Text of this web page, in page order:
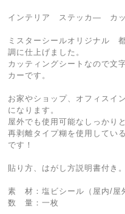
インテリア ステッカ― カ
ミスターシールオリジナル
調に仕上げました。
カッティングシートなので文
カーです。
お家やショップ、オフィスイ
になります。
屋外でも使用可能なしっかり
再剥離タイプ糊を使用してい
です！
貼り方、はがし方説明書付き。
素 材：塩ビシール（屋内/屋
数 量：一枚